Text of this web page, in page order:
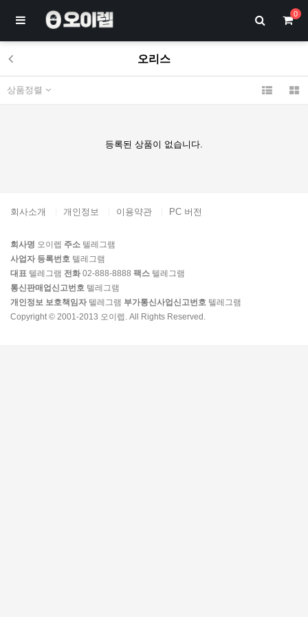
0
오리스
상품정렬
등록된 상품이 없습니다.
회사소개 개인정보 이용약관 PC 버전
회사명 오이렙 주소 텔레그램
사업자 등록번호 텔레그램
대표 텔레그램 전화 02-888-8888 팩스 텔레그램
통신판매업신고번호 텔레그램
개인정보 보호책임자 텔레그램 부가통신사업신고번호 텔레그램
Copyright © 2001-2013 오이렙. All Rights Reserved.